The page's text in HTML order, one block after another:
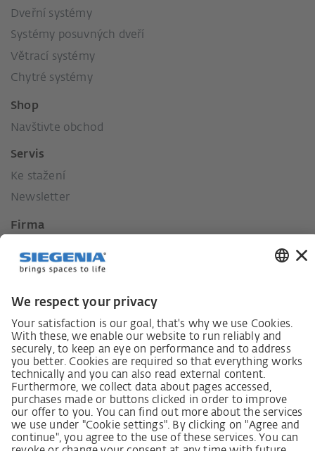
Dveřní systémy
Systémy posuvných dveří
Větrací systémy
Chytré systémy
Shop
Navštivte obchod
Servis
Ke stažení
Newsletter
Firma
Tisk
Naše hodnoty
Sociální závazek